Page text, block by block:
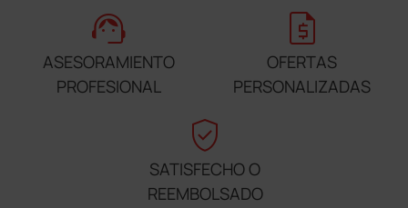
support_agent
ASESORAMIENTO
PROFESIONAL
request_quote
OFERTAS
PERSONALIZADAS
verified_user
SATISFECHO O
REEMBOLSADO